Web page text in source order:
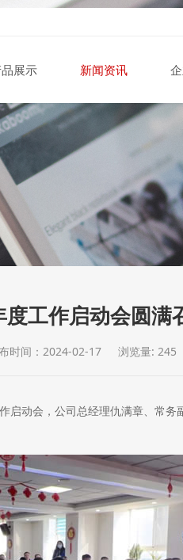
展示 新闻资讯
工作启动会圆满
时间：2024-02-17 浏览量: 245
启动会，公司总经理仇满章、常